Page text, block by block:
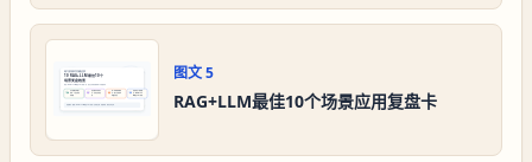
图文5
RAG+LLM最佳10个场景应用复盘卡